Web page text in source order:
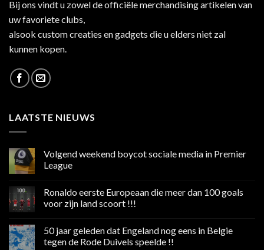
Bij ons vindt u zowel de officiële merchandising artikelen van
uw favoriete clubs,
alsook custom creaties en gadgets die u elders niet zal
kunnen kopen.
LAATSTE NIEUWS
Volgend weekend boycot sociale media in Premier
League
op
weekend
media
in
Premier
Ronaldo eerste Europeaan die meer dan 100 goals
voor zijn land scoort !!!
op
Ronaldo
eerste
50 jaar geleden dat Engeland nog eens in Belgie
tegen de Rode Duivels speelde !!